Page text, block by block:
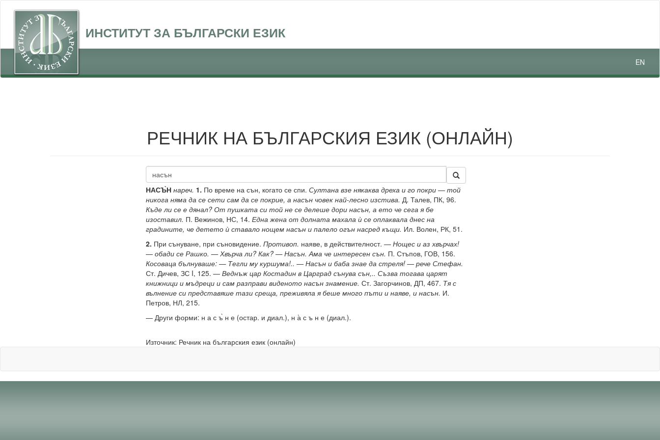
ИНСТИТУТ ЗА БЪЛГАРСКИ ЕЗИК
EN
РЕЧНИК НА БЪЛГАРСКИЯ ЕЗИК (ОНЛАЙН)
НАСЪ̀Н нареч. 1. По време на сън, когато се спи. Султана взе някаква дреха и го покри — той
никога няма да се сети сам да се покрие, а насън човек най-лесно изстива. Д. Талев, ПК, 96.
Къде ли се е дянал? От пушката си той не се делеше дори насън, а ето че сега я бе
изоставил. П. Вежинов, НС, 14. Една жена от долната махала ѝ се оплаквала днес на
градините, че детето ѝ ставало нощем насън и палело огън насред къщи. Ил. Волен, РК, 51.
2. При сънуване, при съновидение. Противоп. наяве, в действителност. — Нощес и аз хвърчах!
— обади се Рашко. — Хвърча ли? Как? — Насън. Ама че интересен сън. П. Стъпов, ГОВ, 156.
Косоваца бълнуваше: — Тегли му куршума!.. — Насън и баба знае да стреля! — рече Стефан.
Ст. Дичев, ЗС I, 125. — Веднъж цар Костадин в Царград сънува сън,.. Съзва тогава царят
книжници и мъдреци и сам разправи виденото насън знамение. Ст. Загорчинов, ДП, 467. Тя с
вълнение си представяше тази среща, преживяла я беше много пъти и наяве, и насън. И.
Петров, НЛ, 215.
— Други форми: н а с ъ̀ н е (остар. и диал.), н а̀ с ъ н е (диал.).
Източник: Речник на българския език (онлайн)